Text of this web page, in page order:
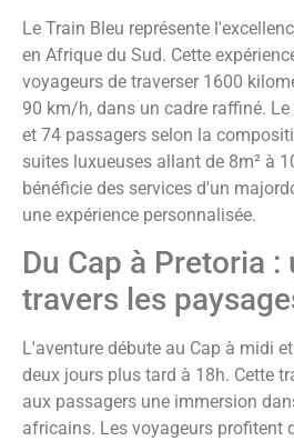
Le Train Bleu représente
en Afrique du Sud. Cette
voyageurs de traverser 1600
90 km/h, dans un cadre raffiné.
et 74 passagers selon la
suites luxueuses allant de 8m² à
bénéficie des services d'un
une expérience personnalisée.
Du Cap à Pretoria :
travers les
L'aventure débute au Cap à midi
deux jours plus tard à 18h. Cette
aux passagers une immersion
africains. Les voyageurs profitent